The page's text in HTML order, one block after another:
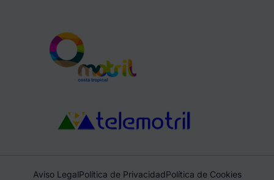
Aviso LegalPolítica de PrivacidadPolítica de Cookies